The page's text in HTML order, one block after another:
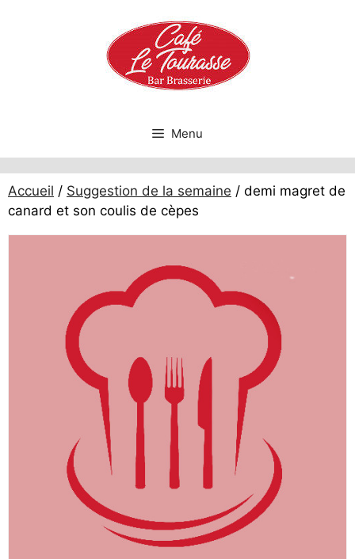
Menu
Accueil / Suggestion de la semaine / demi magret de
canard et son coulis de cèpes